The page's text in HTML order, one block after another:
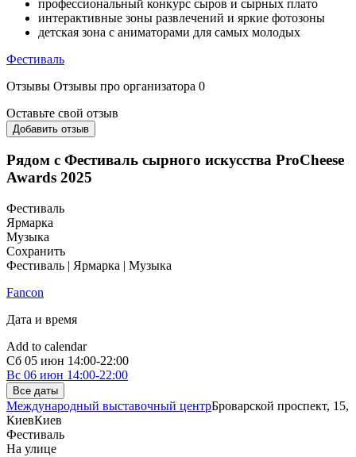
профессиональный конкурс сыров и сырных плато
интерактивные зоны развлечений и яркие фотозоны
детская зона с аниматорами для самых молодых
Фестиваль
Отзывы Отзывы про организатора 0
Оставьте свой отзыв
Добавить отзыв
Рядом с Фестиваль сырного искусства ProCheese
Awards 2025
Фестиваль
Ярмарка
Музыка
Сохранить
Фестиваль | Ярмарка | Музыка
Fancon
Дата и время
Add to calendar
Сб 05 июн 14:00-22:00
Вс 06 июн 14:00-22:00
Все даты
Международный выставочный центрБроварской проспект, 15,
КиевКиев
Фестиваль
На улице